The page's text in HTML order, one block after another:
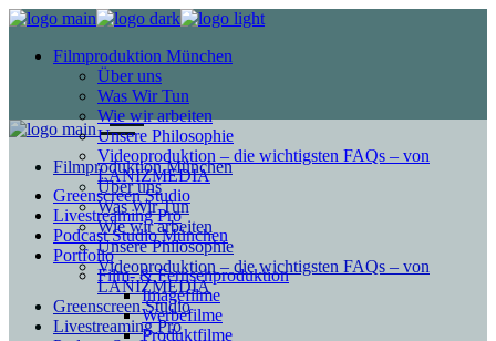
Filmproduktion München
Über uns
Was Wir Tun
Wie wir arbeiten
Unsere Philosophie
Videoproduktion – die wichtigsten FAQs – von
LANIZMEDIA
Greenscreen Studio
Livestreaming Pro
Podcast Studio München
Portfolio
Film- & Fernsehproduktion
Imagefilme
Werbefilme
Produktfilme
Filmproduktion München
Über uns
Was Wir Tun
Wie wir arbeiten
Unsere Philosophie
Videoproduktion – die wichtigsten FAQs – von
LANIZMEDIA
Greenscreen Studio
Livestreaming Pro